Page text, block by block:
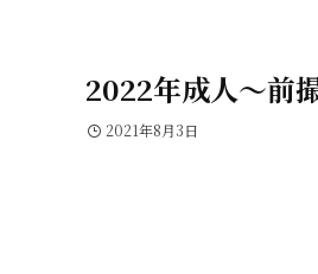
2022年成人～前
2021年8月3日